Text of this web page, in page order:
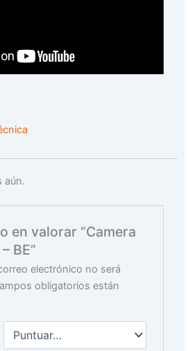
aún.
en valorar “Camera
BE”
electrónico no será
obligatorios están